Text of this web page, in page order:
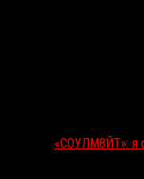
«СОУЛМ8ЙТ»: я